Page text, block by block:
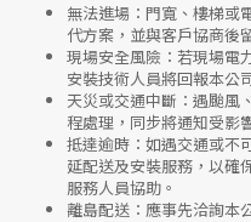
無法進場 ：門寬、樓梯
代方案，並與客戶協商後
現場安全風險 ： 若現場電
安裝技術人員將回報本公
天災或交通中斷 ：遇颱風
程處理，同步將通知受影
抵達逾時 ：如遇交通或
延配送及安裝服務，以確
服務人員協助。
離島配送 ：應事先洽詢本